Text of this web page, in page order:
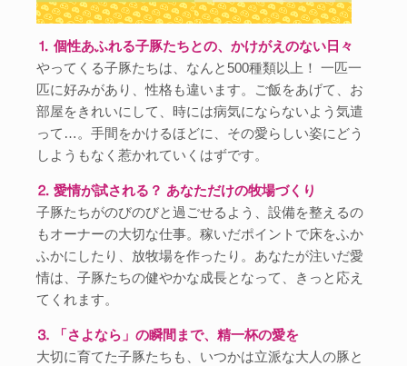
⒈ 個性あふれる子豚たちとの、かけがえのない日々
やってくる子豚たちは、なんと500種類以上！ 一匹一
匹に好みがあり、性格も違います。ご飯をあげて、お
部屋をきれいにして、時には病気にならないよう気遣
って…。手間をかけるほどに、その愛らしい姿にどう
しようもなく惹かれていくはずです。
⒉ 愛情が試される？ あなただけの牧場づくり
子豚たちがのびのびと過ごせるよう、設備を整えるの
もオーナーの大切な仕事。稼いだポイントで床をふか
ふかにしたり、放牧場を作ったり。あなたが注いだ愛
情は、子豚たちの健やかな成長となって、きっと応え
てくれます。
⒊ 「さよなら」の瞬間まで、精一杯の愛を
大切に育てた子豚たちも、いつかは立派な大人の豚と